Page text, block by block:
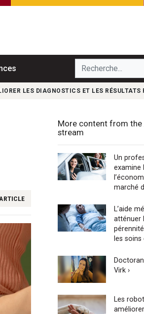
Recherche...
LES DIAGNOSTICS ET LES RÉSULTATS
More content from the
stream
Un
examine
marché
L’aide
atténuer
les soins
Virk ›
Les